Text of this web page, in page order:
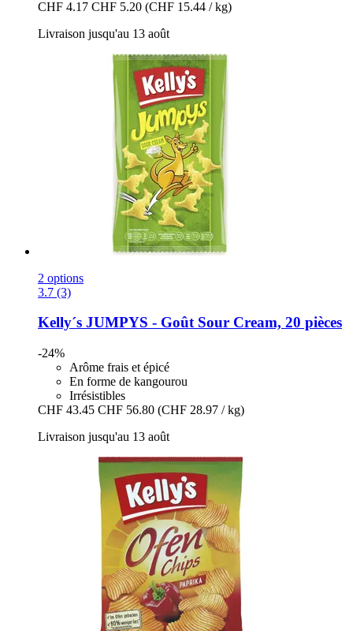
CHF 4.17 CHF 5.20 (CHF 15.44 / kg)
Livraison jusqu'au 13 août
2 options
3.7 (3)
Kelly´s JUMPYS -​ Goût Sour Cream, 20 pièces
-24%
Arôme frais et épicé
En forme de kangourou
Irrésistibles
CHF 43.45 CHF 56.80 (CHF 28.97 / kg)
Livraison jusqu'au 13 août